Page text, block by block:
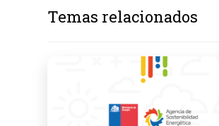
Temas relacionados